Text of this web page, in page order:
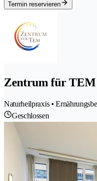
Termin reservieren
Zentrum für
Naturheilpraxis •
Geschlossen